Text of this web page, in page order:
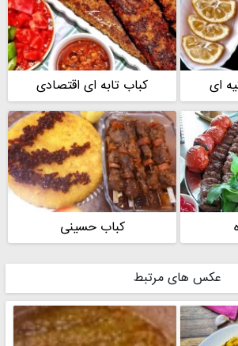
ای کباب تابه ای اقتصادی
کباب حسینی
عکس های مرتبط